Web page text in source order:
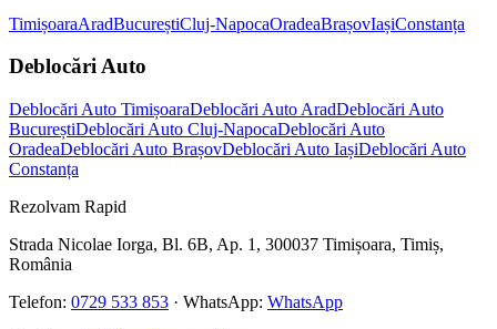
TimișoaraAradBucureștiCluj-NapocaOradeaBrașovIașiConstanța
Deblocări Auto
Deblocări Auto TimișoaraDeblocări Auto AradDeblocări Auto
BucureștiDeblocări Auto Cluj-NapocaDeblocări Auto
OradeaDeblocări Auto BrașovDeblocări Auto IașiDeblocări Auto
Constanța
Rezolvam Rapid
Strada Nicolae Iorga, Bl. 6B, Ap. 1, 300037 Timișoara, Timiș,
România
Telefon: 0729 533 853 · WhatsApp: WhatsApp